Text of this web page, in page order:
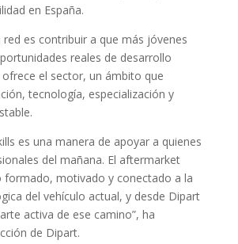
en España.
red es contribuir a que más jóvenes
reales de desarrollo
el sector, un ámbito que
tecnología, especialización y
es una manera de apoyar a quienes
del mañana. El aftermarket
formado, motivado y conectado a la
del vehículo actual, y desde Dipart
activa de ese camino”, ha
de Dipart.